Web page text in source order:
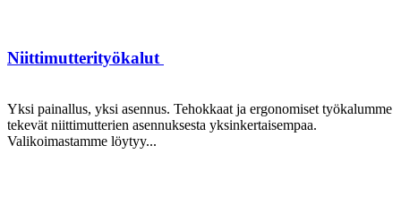
Niittimutterityökalut
Yksi painallus, yksi asennus. Tehokkaat ja ergonomiset työkalumme
tekevät niittimutterien asennuksesta yksinkertaisempaa.
Valikoimastamme löytyy...